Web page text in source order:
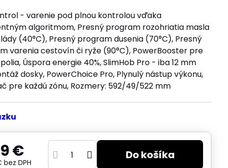
- varenie pod plnou kontrolou vďaka
algoritmom, Presný program rozohriatia masla
(40°C), Presný program dusenia (70°C), Presný
varenia cestovín či ryže (90°C), PowerBooster pre
Úspora energie 40%, SlimHob Pro - iba 12 mm
dosky, PowerChoice Pro, Plynulý nástup výkonu,
pre každú zónu, Rozmery: 592/49/522 mm
€
bez DPH
Do košíka